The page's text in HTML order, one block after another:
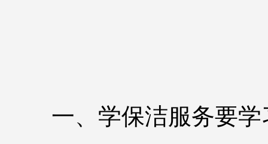
一、学保洁服务要学